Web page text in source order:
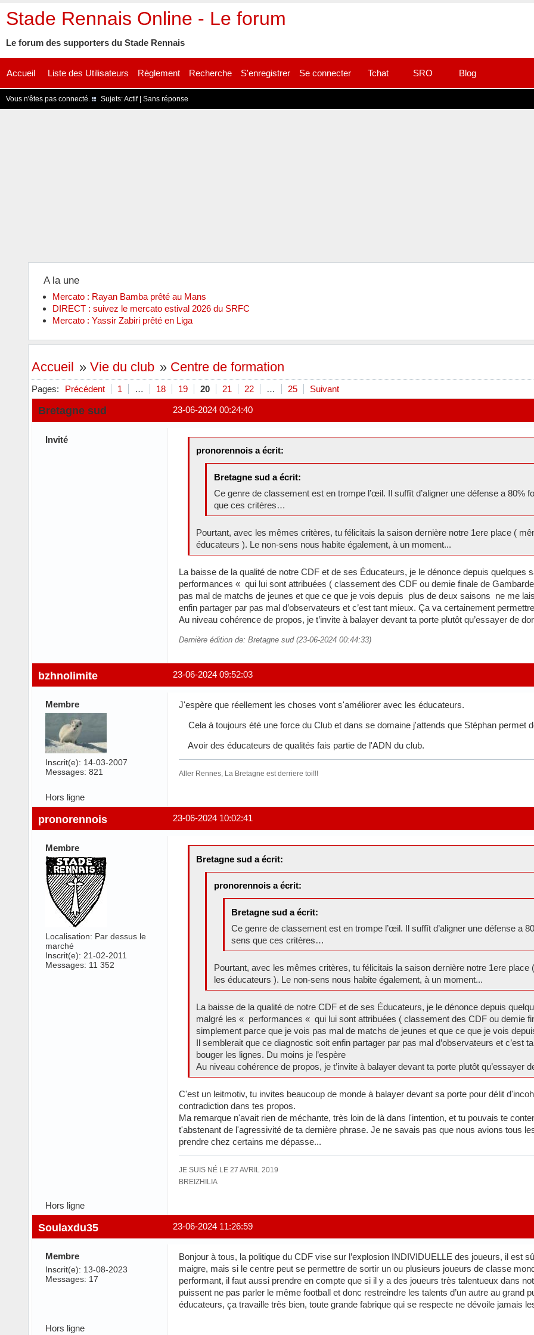
Stade Rennais Online - Le forum
Le forum des supporters du Stade Rennais
Accueil Liste des Utilisateurs Règlement Recherche S'enregistrer Se connecter Tchat SRO Blog
Vous n'êtes pas connecté. Sujets:Actif| Sans réponse
A la une
Mercato : Rayan Bamba prêté au Mans
DIRECT : suivez le mercato estival 2026 du SRFC
Mercato : Yassir Zabiri prêté en Liga
Accueil » Vie du club » Centre de formation
Pages: Précédent 1 … 18 19 20 21 22 … 25 Suivant
23-06-2024 00:24:40
Bretagne sud
Invité
pronorennois a écrit:
Bretagne sud a écrit:
Ce genre de classement est en trompe l’œil. Il suffît d’aligner une défense a
que ces critères…
Pourtant, avec les mêmes critères, tu félicitais la saison dernière notre 1ere place (
éducateurs ). Le non-sens nous habite également, à un moment...
La baisse de la qualité de notre CDF et de ses Éducateurs, je le dénonce depuis
performances « qui lui sont attribuées ( classement des CDF ou demie finale de
pas mal de matchs de jeunes et que ce que je vois depuis plus de deux saisons ne me
enfin partager par pas mal d’observateurs et c’est tant mieux. Ça va certainement
Au niveau cohérence de propos, je t’invite à balayer devant ta porte plutôt qu’essayer de
Dernière édition de: Bretagne sud (23-06-2024 00:44:33)
23-06-2024 09:52:03
bzhnolimite
Membre
Inscrit(e): 14-03-2007
Messages: 821
J'espère que réellement les choses vont s'améliorer avec les éducateurs.
Cela à toujours été une force du Club et dans se domaine j'attends que Stéphan permet
Avoir des éducateurs de qualités fais partie de l'ADN du club.
Aller Rennes, La Bretagne est derriere toi!!!
Hors ligne
23-06-2024 10:02:41
pronorennois
Membre
Localisation: Par dessus le
marché
Inscrit(e): 21-02-2011
Messages: 11 352
Bretagne sud a écrit:
pronorennois a écrit:
Bretagne sud a écrit:
Ce genre de classement est en trompe l’œil. Il suffît d’aligner une défense a
sens que ces critères…
Pourtant, avec les mêmes critères, tu félicitais la saison dernière notre 1ere
les éducateurs ). Le non-sens nous habite également, à un moment...
La baisse de la qualité de notre CDF et de ses Éducateurs, je le dénonce depuis
malgré les « performances « qui lui sont attribuées ( classement des CDF ou demie
simplement parce que je vois pas mal de matchs de jeunes et que ce que je vois
Il semblerait que ce diagnostic soit enfin partager par pas mal d’observateurs et c’est
bouger les lignes. Du moins je l’espère
Au niveau cohérence de propos, je t’invite à balayer devant ta porte plutôt
C'est un leitmotiv, tu invites beaucoup de monde à balayer devant sa porte pour délit
contradiction dans tes propos.
Ma remarque n'avait rien de méchante, très loin de là dans l'intention, et tu pouvais te
t'abstenant de l'agressivité de ta dernière phrase. Je ne savais pas que nous avions tous
prendre chez certains me dépasse...
JE SUIS NÉ LE 27 AVRIL 2019
BREIZHILIA
Hors ligne
23-06-2024 11:26:59
Soulaxdu35
Membre
Inscrit(e): 13-08-2023
Messages: 17
Bonjour à tous, la politique du CDF vise sur l’explosion INDIVIDUELLE des joueurs, il est
maigre, mais si le centre peut se permettre de sortir un ou plusieurs joueurs de classe
performant, il faut aussi prendre en compte que si il y a des joueurs très talentueux dans
puissent ne pas parler le même football et donc restreindre les talents d’un autre au grand
éducateurs, ça travaille très bien, toute grande fabrique qui se respecte ne dévoile jamais
Hors ligne